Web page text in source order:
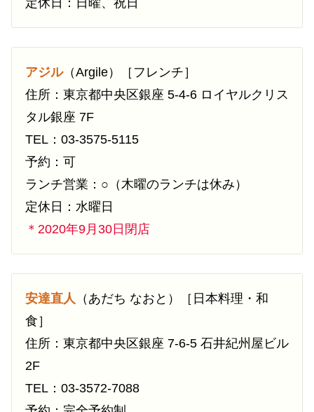
定休日：日曜、祝日
アジル（Argile）［フレンチ］
住所：東京都中央区銀座 5-4-6 ロイヤルクリス
タル銀座 7F
TEL：03-3575-5115
予約：可
ランチ営業：○（木曜のランチは休み）
定休日：水曜日
＊2020年9月30日閉店
安達直人 （あだち なおと）［日本料理・和
食］
住所：東京都中央区銀座 7-6-5 石井紀州屋ビル
2F
TEL：03-3572-7088